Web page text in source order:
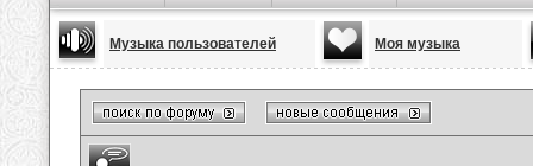
Музыка пользователей Моя музыка